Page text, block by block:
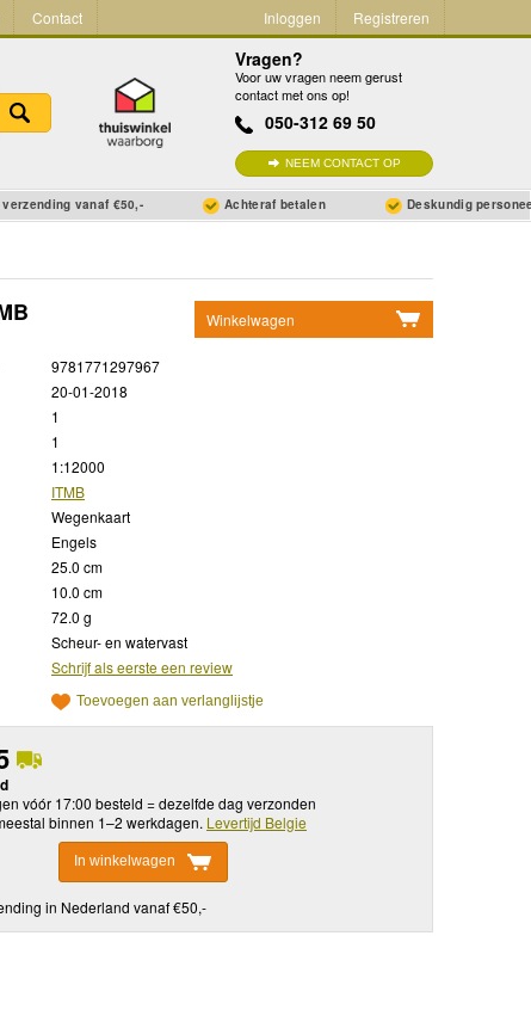
Contact Inloggen Registreren
Vragen?
Voor uw vragen neem gerust
contact met ons op!
050-312 69 50
NEEM CONTACT OP
vanaf €50,- Achteraf betalen Deskundig
Winkelwagen
9781771297967
20-01-2018
1
1
1:12000
ITMB
Wegenkaart
Engels
25.0 cm
10.0 cm
72.0 g
Scheur- en watervast
Schrijf als eerste een review
Toevoegen aan verlanglijstje
vóór 17:00 besteld = dezelfde dag verzonden
binnen 1–2 werkdagen. Levertijd Belgie
In winkelwagen
in Nederland vanaf €50,-